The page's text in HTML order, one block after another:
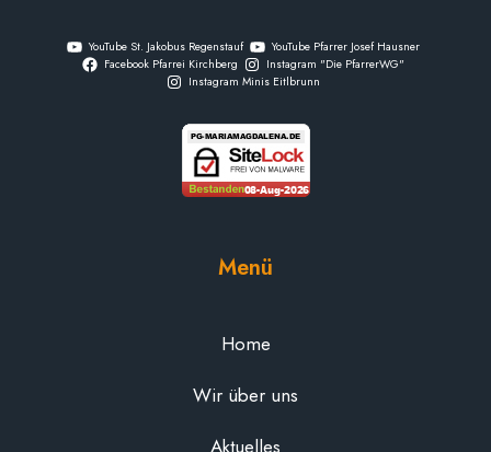
YouTube St. Jakobus Regenstauf
YouTube Pfarrer Josef Hausner
Facebook Pfarrei Kirchberg
Instagram "Die PfarrerWG"
Instagram Minis Eitlbrunn
Menü
Home
Wir über uns